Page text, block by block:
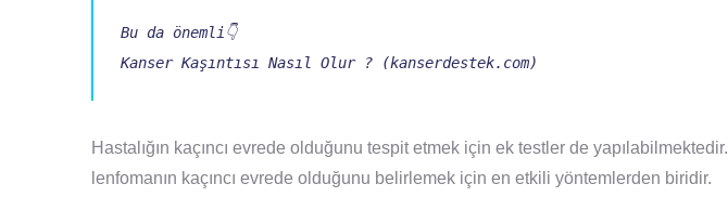
Kanser Kaşıntısı Nasıl Olur ? (kanserdestek.com)
Hastalığın kaçıncı evrede olduğunu tespit etmek için ek testler de yapılabilmektedir.
lenfomanın kaçıncı evrede olduğunu belirlemek için en etkili yöntemlerden biridir.